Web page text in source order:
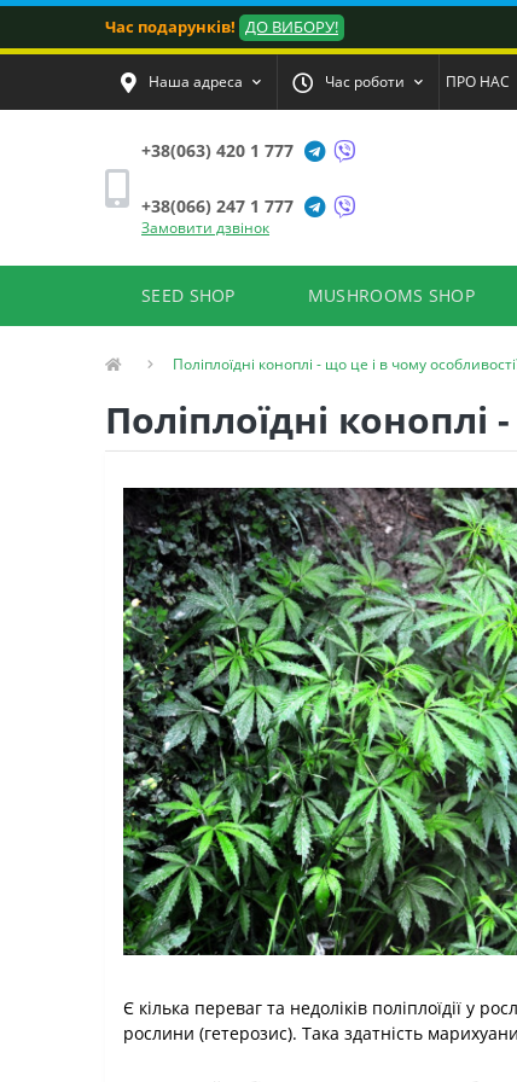
Час подарунків! ДО ВИБОРУ!
Наша адреса Час роботи ПРО НАС
+38(063) 420 1 777
+38(066) 247 1 777
Замовити дзвінок
SEED SHOP MUSHROOMS SHOP
Поліплоїдні коноплі - що це і в чому
Поліплоїдні
Є кілька переваг та недоліків поліплоїдії у
рослини (гетерозис). Така здатність